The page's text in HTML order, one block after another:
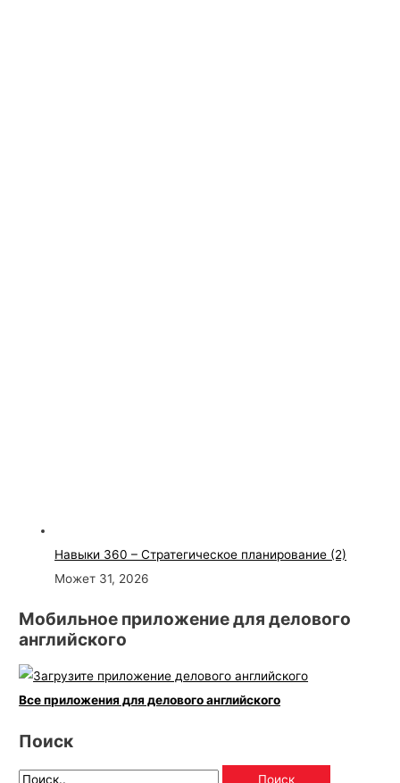
Навыки 360 – Стратегическое планирование (2)
Может 31, 2026
Мобильное приложение для делового
английского
Все приложения для делового английского
Поиск